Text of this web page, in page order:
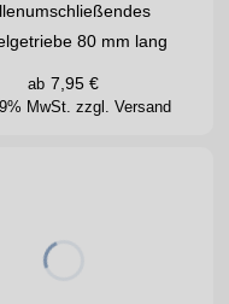
80 mm lang
MwSt. zzgl. Versand
ab 7,95 €